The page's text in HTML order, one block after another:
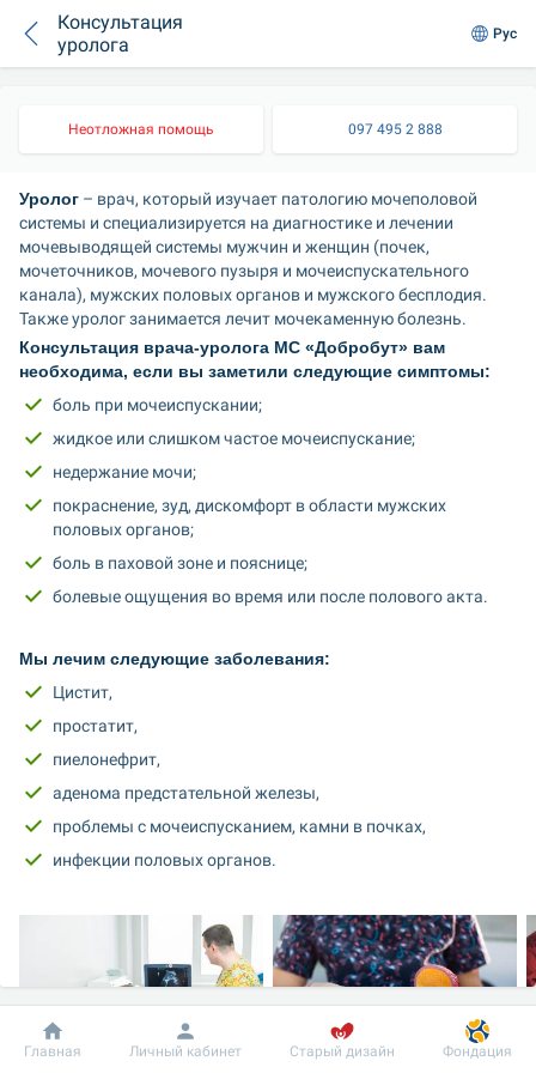
Консультация
уролога
Рус
Неотложная помощь 097 495 2 888
Уролог – врач, который изучает патологию мочеполовой
системы и специализируется на диагностике и лечении
мочевыводящей системы мужчин и женщин (почек,
мочеточников, мочевого пузыря и мочеиспускательного
канала), мужских половых органов и мужского бесплодия.
Также уролог занимается лечит мочекаменную болезнь.
Консультация врача-уролога МС «Добробут» вам
необходима, если вы заметили следующие симптомы:
боль при мочеиспускании;
жидкое или слишком частое мочеиспускание;
недержание мочи;
покраснение, зуд, дискомфорт в области мужских
половых органов;
боль в паховой зоне и пояснице;
болевые ощущения во время или после полового акта.
Мы лечим следующие заболевания:
Цистит,
простатит,
пиелонефрит,
аденома предстательной железы,
проблемы с мочеиспусканием, камни в почках,
инфекции половых органов.
Добробут Информация Пациенту
Главная Личный кабинет Старый дизайн Фондация